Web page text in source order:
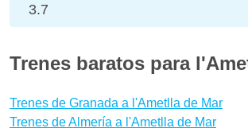
3.7
Trenes baratos para
Trenes de Granada a l'Ametlla de Mar
Trenes de Almería a l'Ametlla de Mar